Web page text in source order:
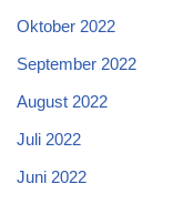
Oktober 2022
September 2022
August 2022
Juli 2022
Juni 2022